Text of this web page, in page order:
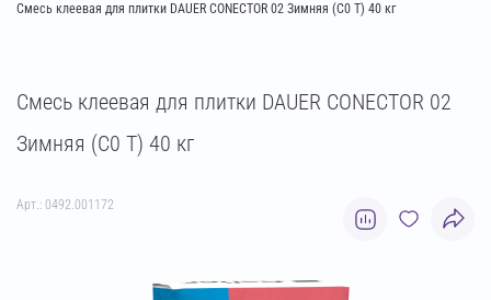
Смесь клеевая для плитки DAUER CONECTOR 02 Зимняя (C0 T) 40 кг
Смесь клеевая для плитки DAUER CONECTOR 02
Зимняя (C0 T) 40 кг
Арт.: 0492.001172